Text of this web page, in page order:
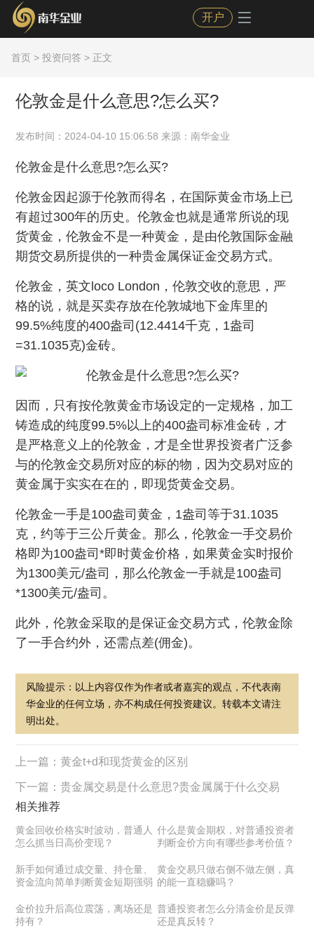
开户
首页 > 投资问答 > 正文
伦敦金是什么意思?怎么买?
发布时间：2024-04-10 15:06:58 来源：南华金业
伦敦金是什么意思?怎么买?
伦敦金因起源于伦敦而得名，在国际黄金市场上已
有超过300年的历史。伦敦金也就是通常所说的现
货黄金，伦敦金不是一种黄金，是由伦敦国际金融
期货交易所提供的一种贵金属保证金交易方式。
伦敦金，英文loco London，伦敦交收的意思，严
格的说，就是买卖存放在伦敦城地下金库里的
99.5%纯度的400盎司(12.4414千克，1盎司
=31.1035克)金砖。
因而，只有按伦敦黄金市场设定的一定规格，加工
铸造成的纯度99.5%以上的400盎司标准金砖，才
是严格意义上的伦敦金，才是全世界投资者广泛参
与的伦敦金交易所对应的标的物，因为交易对应的
黄金属于实实在在的，即现货黄金交易。
伦敦金一手是100盎司黄金，1盎司等于31.1035
克，约等于三公斤黄金。那么，伦敦金一手交易价
格即为100盎司*即时黄金价格，如果黄金实时报价
为1300美元/盎司，那么伦敦金一手就是100盎司
*1300美元/盎司。
此外，伦敦金采取的是保证金交易方式，伦敦金除
了一手合约外，还需点差(佣金)。
风险提示：以上内容仅作为作者或者嘉宾的观点，不代表南
华金业的任何立场，亦不构成任何投资建议。转载本文请注
明出处。
上一篇：黄金t+d和现货黄金的区别
下一篇：贵金属交易是什么意思?贵金属属于什么交易
相关推荐
黄金回收价格实时波动，普通人
怎么抓当日高价变现？
什么是黄金期权，对普通投资者
判断金价方向有哪些参考价值？
新手如何通过成交量、持仓量、
资金流向简单判断黄金短期强弱
黄金交易只做右侧不做左侧，真
的能一直稳赚吗？
金价拉升后高位震荡，离场还是
持有？
普通投资者怎么分清金价是反弹
还是真反转？